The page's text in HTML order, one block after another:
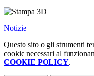
Notizie
Questo sito o gli strumenti
cookie necessari al
COOKIE POLICY.